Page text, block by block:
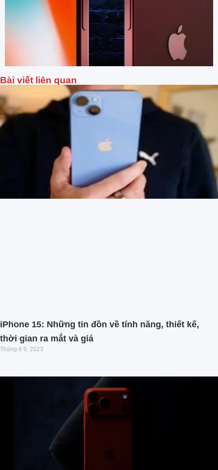
Bài viết liên quan
iPhone 15: Những tin đồn về tính năng, thiết kế,
thời gian ra mắt và giá
Tháng 8 9, 2023